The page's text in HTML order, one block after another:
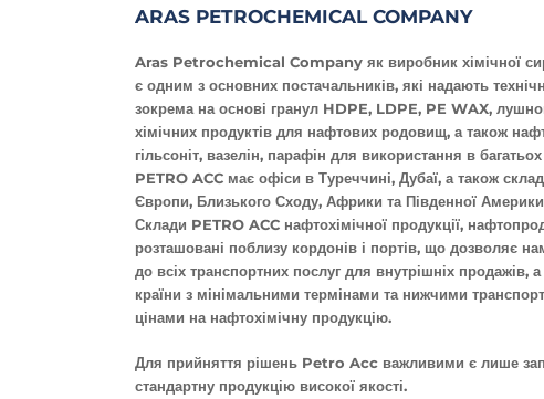
ARAS PETROCHEMICAL COMPANY
Aras Petrochemical Company як виробник хімічної
є одним з основних постачальників, які надають
зокрема на основі гранул HDPE, LDPE, PE WAX,
хімічних продуктів для нафтових родовищ, а також
гільсоніт, вазелін, парафін для використання в
PETRO ACC має офіси в Туреччині, Дубаї, а також
Європи, Близького Сходу, Африки та Південної
Склади PETRO ACC нафтохімічної продукції,
розташовані поблизу кордонів і портів, що дозволяє
до всіх транспортних послуг для внутрішніх продажів,
країни з мінімальними термінами та нижчими
цінами на нафтохімічну продукцію.
Для прийняття рішень Petro Acc важливими є лише
стандартну продукцію високої якості.